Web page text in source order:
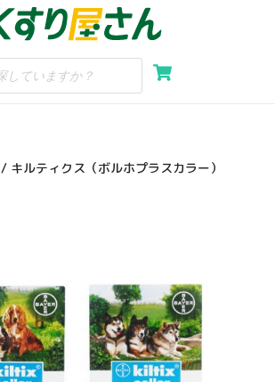
/ キルティクス（ボルホプラスカラー）